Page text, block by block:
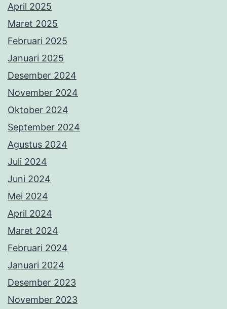
April 2025
Maret 2025
Februari 2025
Januari 2025
Desember 2024
November 2024
Oktober 2024
September 2024
Agustus 2024
Juli 2024
Juni 2024
Mei 2024
April 2024
Maret 2024
Februari 2024
Januari 2024
Desember 2023
November 2023